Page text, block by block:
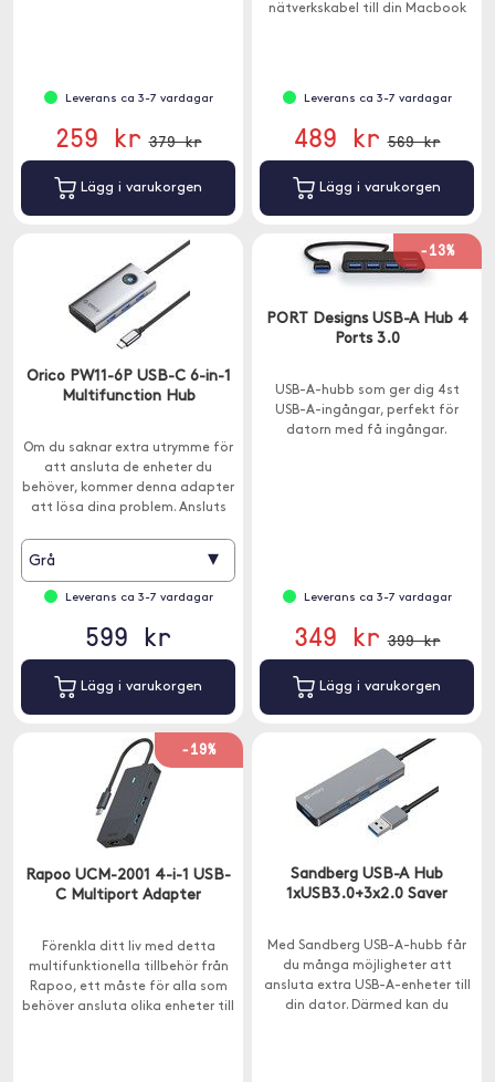
Leverans ca 3-7 vardagar
259 kr 379 kr
Lägg i varukorgen
nätverkskabel till din Macbook
iPadOS, Windows och Android.
Leverans ca 3-7 vardagar
489 kr 569 kr
Lägg i varukorgen
Orico PW11-6P USB-C 6-in-1
Multifunction Hub
Om du saknar extra utrymme för
att ansluta de enheter du
behöver, kommer denna adapter
att lösa dina problem. Ansluts
Grå ▾
Leverans ca 3-7 vardagar
599 kr
Lägg i varukorgen
-13%
PORT Designs USB-A Hub 4
Ports 3.0
USB-A-hubb som ger dig 4st
USB-A-ingångar, perfekt för
datorn med få ingångar.
Leverans ca 3-7 vardagar
349 kr 399 kr
Lägg i varukorgen
-19%
Rapoo UCM-2001 4-i-1 USB-
C Multiport Adapter
Förenkla ditt liv med detta
multifunktionella tillbehör från
Rapoo, ett måste för alla som
behöver ansluta olika enheter till
Sandberg USB-A Hub
1xUSB3.0+3x2.0 Saver
Med Sandberg USB-A-hubb får
du många möjligheter att
ansluta extra USB-A-enheter till
din dator. Därmed kan du